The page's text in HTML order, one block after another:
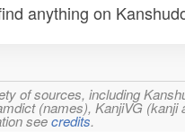
anything on
of sources, including
(names), KanjiVG
seecredits.